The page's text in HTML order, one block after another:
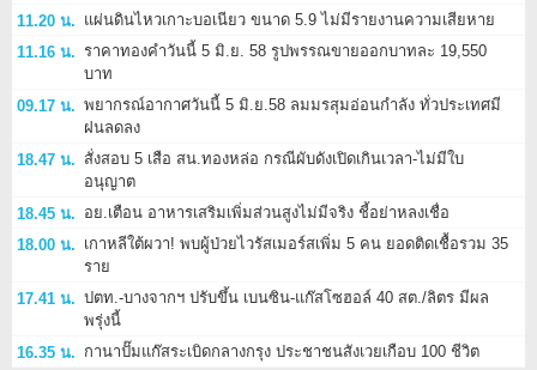
11.20 น. แผ่นดินไหวเกาะบอเนียว ขนาด 5.9 ไม่มีรายงานความเสียหาย
11.16 น. ราคาทองคำวันนี้ 5 มิ.ย. 58 รูปพรรณขายออกบาทละ 19,550
บาท
09.17 น. พยากรณ์อากาศวันนี้ 5 มิ.ย.58 ลมมรสุมอ่อนกำลัง ทั่วประเทศมี
ฝนลดลง
18.47 น. สั่งสอบ 5 เสือ สน.ทองหล่อ กรณีผับดังเปิดเกินเวลา-ไม่มีใบ
อนุญาต
18.45 น. อย.เตือน อาหารเสริมเพิ่มส่วนสูงไม่มีจริง ชี้อย่าหลงเชื่อ
18.00 น. เกาหลีใต้ผวา! พบผู้ป่วยไวรัสเมอร์สเพิ่ม 5 คน ยอดติดเชื้อรวม 35
ราย
17.41 น. ปตท.-บางจากฯ ปรับขึ้น เบนซิน-แก๊สโซฮอล์ 40 สต./ลิตร มีผล
พรุ่งนี้
16.35 น. กานาปั๊มแก๊สระเบิดกลางกรุง ประชาชนสังเวยเกือบ 100 ชีวิต